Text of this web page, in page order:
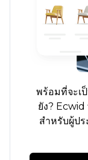
พร้อมที่จะเ
ยัง? Ecwid
สำหรับผู้ป